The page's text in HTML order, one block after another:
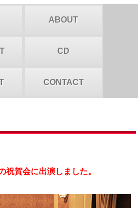
ABOUT
CD
CONTACT
祝賀会に出演しました。